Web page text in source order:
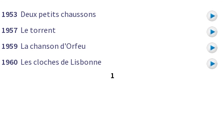
1953 Deux petits chaussons
1957 Le torrent
1959 La chanson d'Orfeu
1960 Les cloches de Lisbonne
1